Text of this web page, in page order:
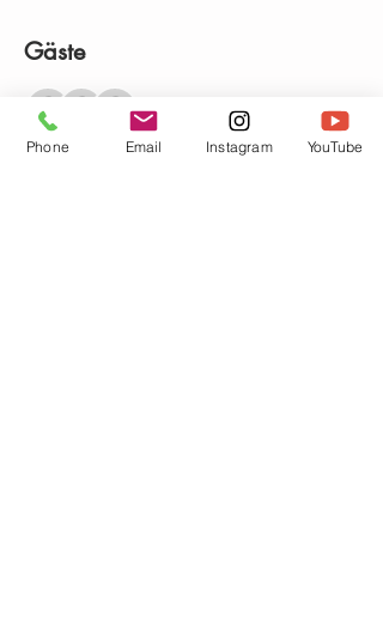
Gäste
+12 weitere Gäste
Phone Email Instagram YouTube